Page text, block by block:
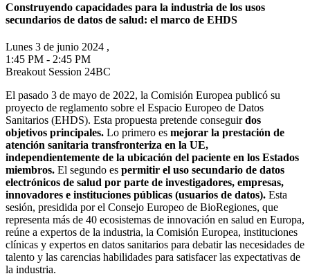
Construyendo capacidades para la industria de los usos
secundarios de datos de salud: el marco de EHDS
Lunes 3 de junio 2024 ,
1:45 PM - 2:45 PM
Breakout Session 24BC
El pasado 3 de mayo de 2022, la Comisión Europea publicó su
proyecto de reglamento sobre el Espacio Europeo de Datos
Sanitarios (EHDS). Esta propuesta pretende conseguirdos
objetivos principales. Lo primero es mejorar la prestación de
atención sanitaria transfronteriza en la UE,
independientemente de la ubicación del paciente en los Estados
miembros. El segundo es permitir el uso secundario de datos
electrónicos de salud por parte de investigadores, empresas,
innovadores e instituciones públicas (usuarios de datos). Esta
sesión, presidida por el Consejo Europeo de BioRegiones, que
representa más de 40 ecosistemas de innovación en salud en Europa,
reúne a expertos de la industria, la Comisión Europea, instituciones
clínicas y expertos en datos sanitarios para debatir las necesidades de
talento y las carencias habilidades para satisfacer las expectativas de
la industria.